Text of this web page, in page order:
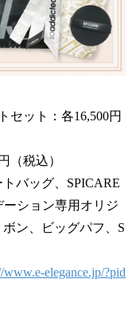
セット：各16,500円
（税込）
バッグ、SPICARE
ション専用オリジ
ン、ビッグパフ、S
www.e-elegance.jp/?pid